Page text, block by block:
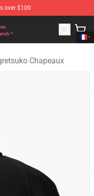
over $100
Merchandise
Chapeaux